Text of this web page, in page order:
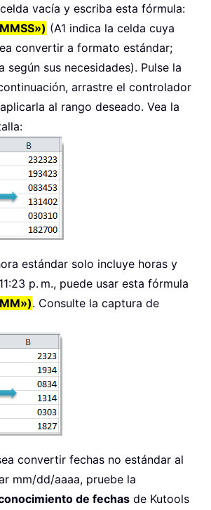
vacía y escriba esta fórmula:
(A1 indica la celda cuya
convertir a formato estándar;
según sus necesidades). Pulse la
arrastre el controlador
al rango deseado. Vea la
estándar solo incluye horas y
p. m., puede usar esta fórmula
. Consulte la captura de
convertir fechas no estándar al
mm/dd/aaaa, pruebe la
de fechas de Kutools